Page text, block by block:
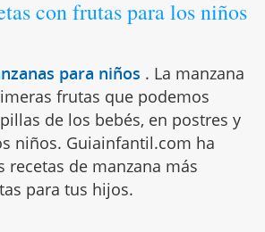
con frutas para los niños
para niños . La manzana
frutas que podemos
de los bebés, en postres y
niños. Guiainfantil.com ha
recetas de manzana más
para tus hijos.